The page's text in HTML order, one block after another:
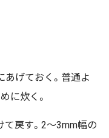
げておく。普通よ
に炊く。
戻す。2～3mm幅の